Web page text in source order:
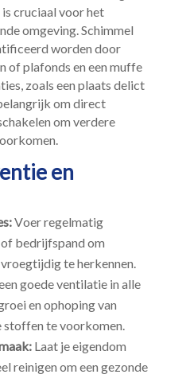
cruciaal voor het
omgeving.​ Schimmel
worden door
of plafonds en een muffe
zoals een plaats delict
om direct
om verdere
en
Voer regelmatig
bedrijfspand om
te herkennen.​
goede ventilatie in alle
en ophoping van
te voorkomen.​
Laat je eigendom
reinigen om een gezonde